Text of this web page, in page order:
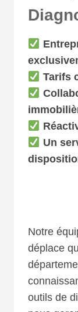
Tarifs
Un
Notre
déplace
outils de